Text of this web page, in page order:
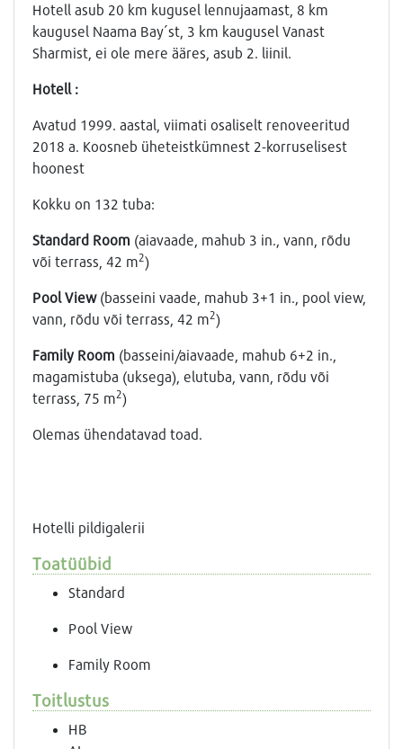
Hotell asub 20 km kugusel lennujaamast, 8 km
kaugusel Naama Bay´st, 3 km kaugusel Vanast
Sharmist, ei ole mere ääres, asub 2. liinil.
Hotell :
Avatud 1999. aastal, viimati osaliselt renoveeritud
2018 a. Koosneb üheteistkümnest 2-korruselisest
hoonest
Kokku on 132 tuba:
Standard Room (aiavaade, mahub 3 in., vann, rõdu
või terrass, 42 m2)
Pool View(basseini vaade, mahub 3+1 in., pool view,
vann, rõdu või terrass, 42 m2)
Family Room (basseini/aiavaade, mahub 6+2 in.,
magamistuba (uksega), elutuba, vann, rõdu või
terrass, 75 m2)
Olemas ühendatavad toad.
Hotelli pildigalerii
Toatüübid
Standard
Pool View
Family Room
Toitlustus
HB